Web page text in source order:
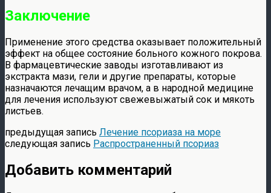
Заключение
Применение этого средства оказывает положительный
эффект на общее состояние больного кожного покрова.
В фармацевтические заводы изготавливают из
экстракта мази, гели и другие препараты, которые
назначаются лечащим врачом, а в народной медицине
для лечения используют свежевыжатый сок и мякоть
листьев.
предыдущая запись Лечение псориаза на море
следующая запись Распространенный псориаз
Добавить комментарий